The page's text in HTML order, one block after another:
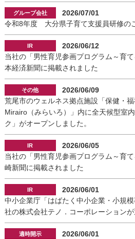
2026/07/01
令和8年度 大分県子育て支援員研修の
2026/06/12
当社の「男性育児参画プログラム～育
本経済新聞に掲載されました
2026/06/09
荒尾市のウェルネス拠点施設「保健・
Mirairo（みらいろ）」内に全天候型室
ク」がオープンしました。
2026/06/05
当社の「男性育児参画プログラム～育
崎新聞に掲載されました
2026/06/01
中小企業庁「はばたく中小企業・小規
社の株式会社テノ．コーポレーション
2026/06/01